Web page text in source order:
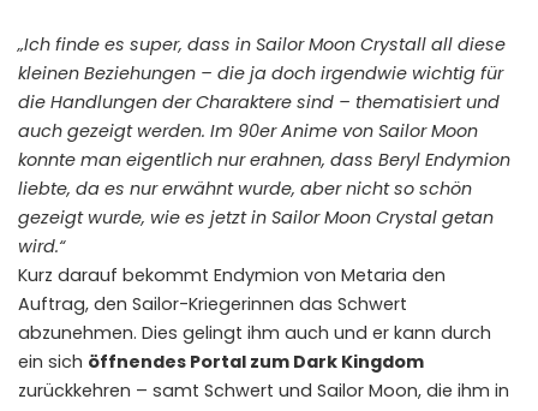
„Ich finde es super, dass in Sailor Moon Crystall all diese
kleinen Beziehungen – die ja doch irgendwie wichtig für
die Handlungen der Charaktere sind – thematisiert und
auch gezeigt werden. Im 90er Anime von Sailor Moon
konnte man eigentlich nur erahnen, dass Beryl Endymion
liebte, da es nur erwähnt wurde, aber nicht so schön
gezeigt wurde, wie es jetzt in Sailor Moon Crystal getan
wird.“
Kurz darauf bekommt Endymion von Metaria den
Auftrag, den Sailor-Kriegerinnen das Schwert
abzunehmen. Dies gelingt ihm auch und er kann durch
ein sich öffnendes Portal zum Dark Kingdom
zurückkehren – samt Schwert und Sailor Moon, die ihm in